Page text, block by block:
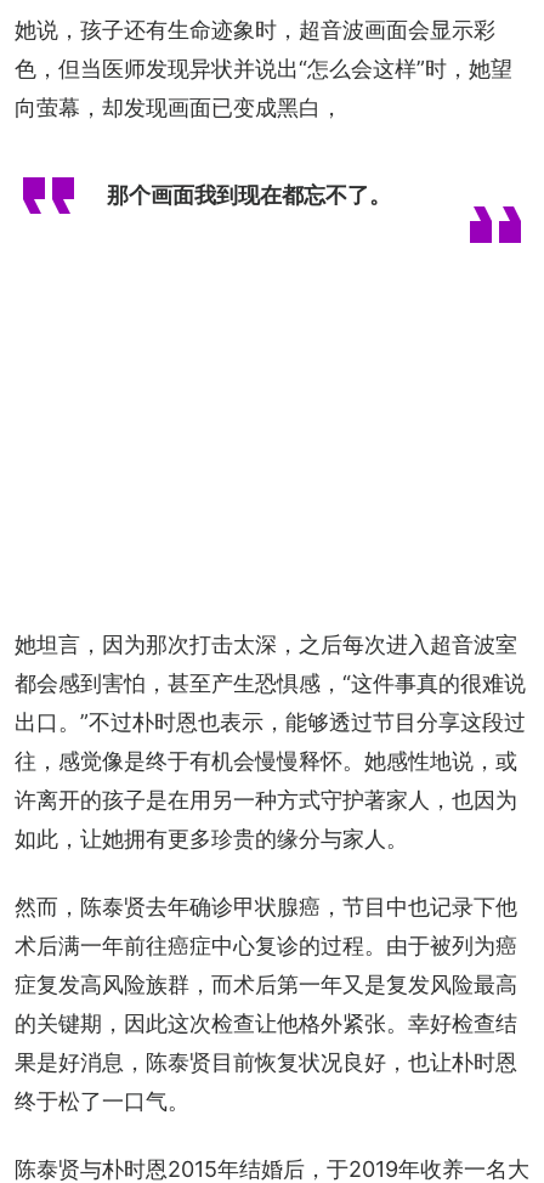
她说，孩子还有生命迹象时，超音波画面会显示彩
色，但当医师发现异状并说出“怎么会这样”时，她望
向萤幕，却发现画面已变成黑白，
那个画面我到现在都忘不了。
她坦言，因为那次打击太深，之后每次进入超音波室
都会感到害怕，甚至产生恐惧感，“这件事真的很难说
出口。”不过朴时恩也表示，能够透过节目分享这段过
往，感觉像是终于有机会慢慢释怀。她感性地说，或
许离开的孩子是在用另一种方式守护著家人，也因为
如此，让她拥有更多珍贵的缘分与家人。
然而，陈泰贤去年确诊甲状腺癌，节目中也记录下他
术后满一年前往癌症中心复诊的过程。由于被列为癌
症复发高风险族群，而术后第一年又是复发风险最高
的关键期，因此这次检查让他格外紧张。幸好检查结
果是好消息，陈泰贤目前恢复状况良好，也让朴时恩
终于松了一口气。
陈泰贤与朴时恩2015年结婚后，于2019年收养一名大